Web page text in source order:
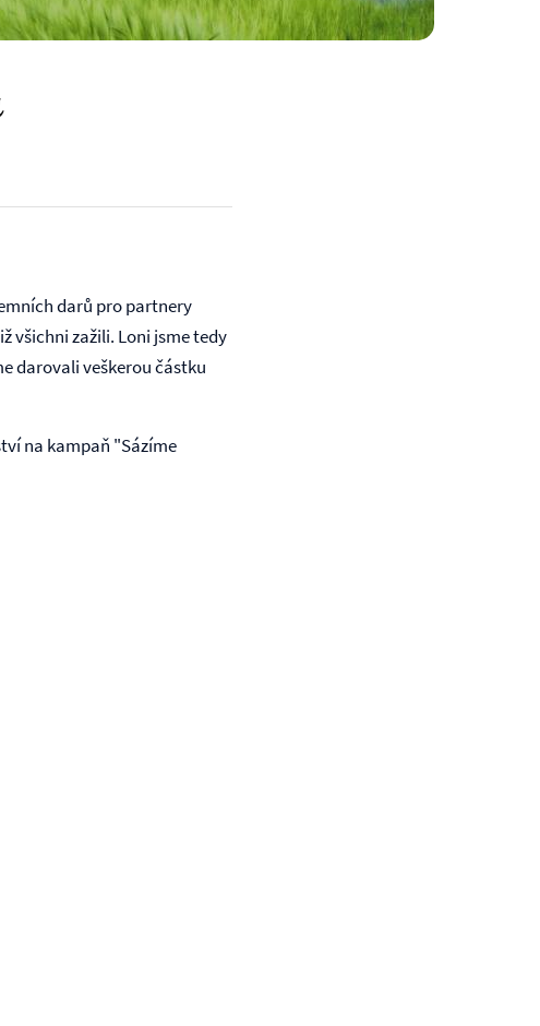
darů pro partnery
všichni zažili. Loni jsme tedy
darovali veškerou částku
na kampaň "Sázíme